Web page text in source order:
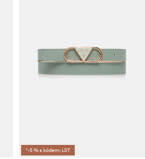
*-5 % s kódem: LST